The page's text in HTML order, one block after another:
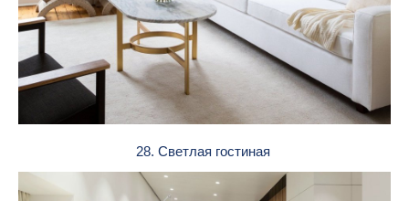
28. Светлая гостиная